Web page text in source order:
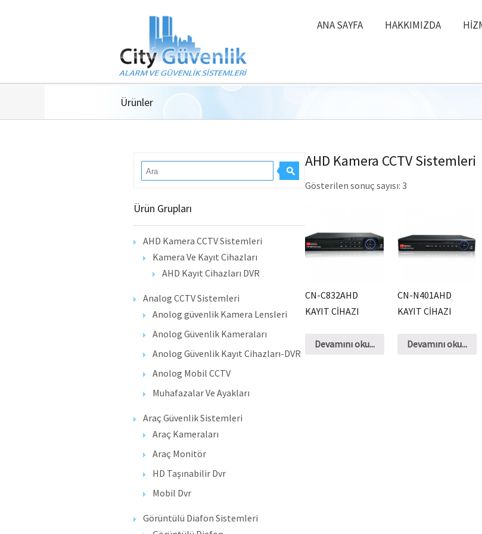
ANA SAYFA HAKKIMIZDA
Ürünler
Ürün Grupları
AHD Kamera CCTV Sistemleri
Kamera Ve Kayıt Cihazları
AHD Kayıt Cihazları DVR
Analog CCTV Sistemleri
Anolog güvenlik Kamera Lensleri
Anolog Güvenlik Kameraları
Anolog Güvenlik Kayıt Cihazları-DVR
Anolog Mobil CCTV
Muhafazalar Ve Ayakları
Araç Güvenlik Sistemleri
Araç Kameraları
Araç Monitör
HD Taşınabilir Dvr
Mobil Dvr
Görüntülü Diafon Sistemleri
AHD Kamera CCTV Sistemleri
Gösterilen sonuç sayısı: 3
CN-C832AHD
KAYIT CİHAZI
Devamını oku...
CN-N401AHD
KAYIT CİHAZI
Devamını oku...